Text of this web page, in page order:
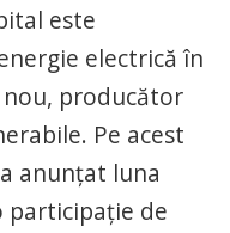
este
electrică în
nou, producător
Pe acest
anunțat luna
participație de